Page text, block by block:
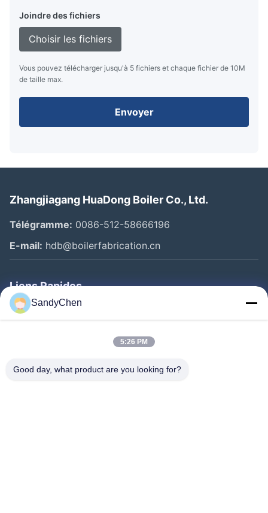
Joindre des fichiers
Choisir les fichiers
Vous pouvez télécharger jusqu'à 5 fichiers et chaque fichier de 10M
de taille max.
Envoyer
Zhangjiagang HuaDong Boiler Co., Ltd.
Télégramme: 0086-512-58666196
E-mail: hdb@boilerfabrication.cn
Liens Rapides
Maison
Au Sujet De Nous
SandyChen
5:26 PM
Good day, what product are you looking for?